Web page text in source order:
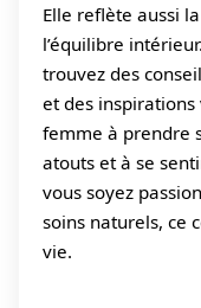
féminin
Elle reflète aussi
l’équilibre
trouvez des
et des inspirations
femme à prendre
atouts et à se
vous soyez
soins naturels, ce
vie.